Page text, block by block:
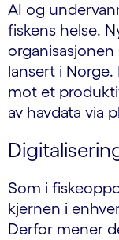
AI og
fiskens helse.
organisasjonen
lansert i
mot et
av havdata via
Som i
kjernen i
Derfor mener